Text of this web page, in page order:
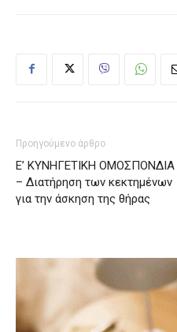
Προηγούμενο άρθρο
Ε’ ΚΥΝΗΓΕΤΙΚΗ ΟΜΟΣΠΟΝΔΙΑ
– Διατήρηση των κεκτημένων
για την άσκηση της θήρας